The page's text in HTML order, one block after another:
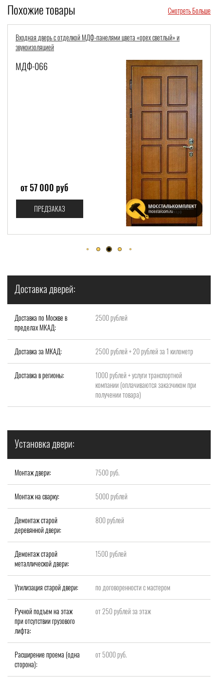
Похожие товары Смотреть Больше
Входная дверь с отделкой МДФ-панелями цвета «орех светлый» и
звукоизоляцией
МДФ-066
от 57 000 руб
ПРЕДЗАКАЗ
Доставка дверей:
Доставка по Москве в
пределах МКАД:
2500 рублей
Доставка за МКАД: 2500 рублей + 20 рублей за 1 километр
Доставка в регионы:
1000 рублей + услуги транспортной
компании (оплачиваются заказчиком при
получении товара)
Установка двери:
Монтаж двери: 7500 руб.
Монтаж на сварку: 5000 рублей
Демонтаж старой
деревянной двери:
800 рублей
Демонтаж старой
металлической двери:
1500 рублей
Утилизация старой двери: по договоренности с мастером
Ручной подъем на этаж
при отсутствии грузового
лифта:
от 250 рублей за этаж
Расширение проема (одна
сторона):
от 5000 руб.